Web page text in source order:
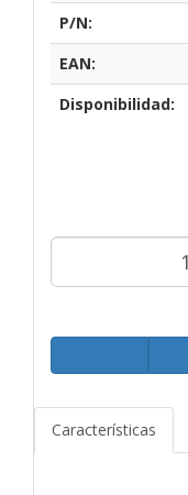
P/N:
EAN:
Disponibilidad:
Características